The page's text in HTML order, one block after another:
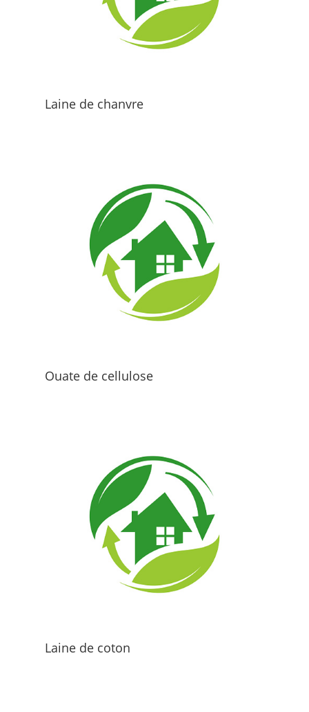
Laine de chanvre
Ouate de cellulose
Laine de coton